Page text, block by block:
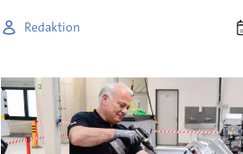
Redaktion